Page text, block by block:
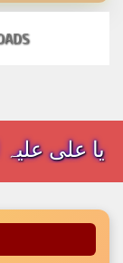
یا علی